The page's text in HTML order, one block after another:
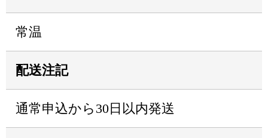
常温
配送注記
通常申込から30日以内発送